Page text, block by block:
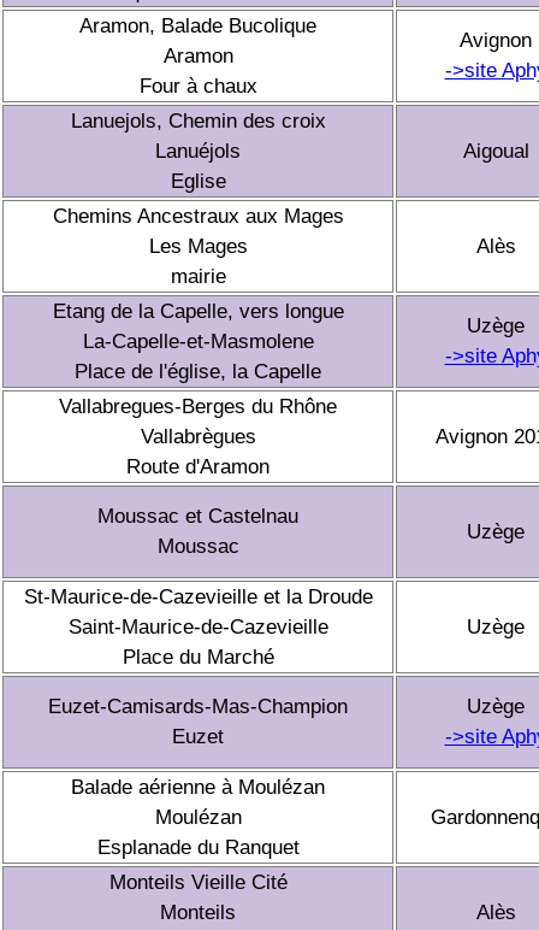
Aramon, Balade Bucolique
Aramon
Four à chaux
Avignon
->site
Lanuejols, Chemin des croix
Lanuéjols
Eglise
Aigoual
Chemins Ancestraux aux Mages
Les Mages
mairie
Alès
Etang de la Capelle, vers longue
La-Capelle-et-Masmolene
Place de l'église, la Capelle
Uzège
->site
Vallabregues-Berges du Rhône
Vallabrègues
Route d'Aramon
Avignon
Moussac et Castelnau
Moussac
Uzège
St-Maurice-de-Cazevieille et la Droude
Saint-Maurice-de-Cazevieille
Place du Marché
Uzège
Euzet-Camisards-Mas-Champion
Euzet
Uzège
->site
Balade aérienne à Moulézan
Moulézan
Esplanade du Ranquet
Monteils Vieille Cité
Monteils
Alès